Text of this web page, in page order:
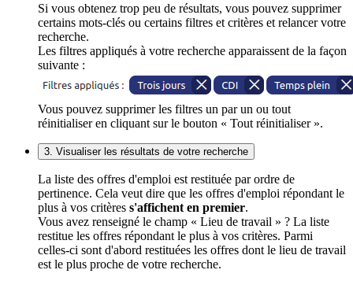
Si vous obtenez trop peu de résultats, vous pouvez supprimer
certains mots-clés ou certains filtres et critères et relancer votre
recherche.
Les filtres appliqués à votre recherche apparaissent de la façon
suivante :
Vous pouvez supprimer les filtres un par un ou tout
réinitialiser en cliquant sur le bouton « Tout réinitialiser ».
3. Visualiser les résultats de votre recherche
La liste des offres d'emploi est restituée par ordre de
pertinence. Cela veut dire que les offres d'emploi répondant le
plus à vos critères s'affichent en premier.
Vous avez renseigné le champ « Lieu de travail » ? La liste
restitue les offres répondant le plus à vos critères. Parmi
celles-ci sont d'abord restituées les offres dont le lieu de travail
est le plus proche de votre recherche.